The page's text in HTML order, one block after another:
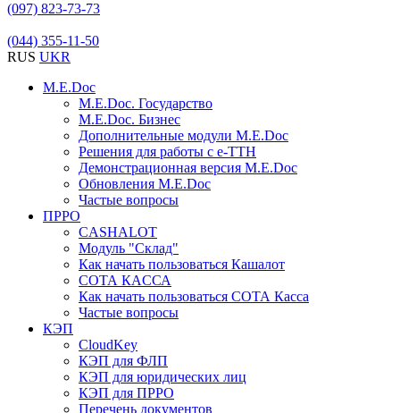
(097) 823-73-73
(044) 355-11-50
RUS UKR
M.E.Doc
M.E.Doc. Государство
M.E.Doc. Бизнес
Дополнительные модули M.E.Doc
Решения для работы с е-ТТН
Демонстрационная версия M.E.Doc
Обновления M.E.Doc
Частые вопросы
ПРРО
CASHALOT
Модуль "Склад"
Как начать пользоваться Кашалот
СОТА КАCСА
Как начать пользоваться СОТА Касса
Частые вопросы
КЭП
CloudKey
КЭП для ФЛП
КЭП для юридических лиц
КЭП для ПРРО
Перечень документов